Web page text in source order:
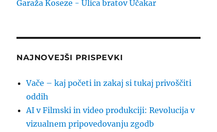
Garaža Koseze - Ulica bratov Učakar
NAJNOVEJŠI PRISPEVKI
Vače – kaj početi in zakaj si tukaj privoščiti
oddih
AI v Filmski in video produkciji: Revolucija v
vizualnem pripovedovanju zgodb